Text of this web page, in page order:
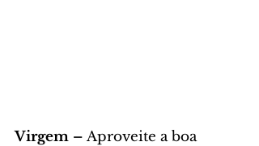
Virgem – Aproveite a boa